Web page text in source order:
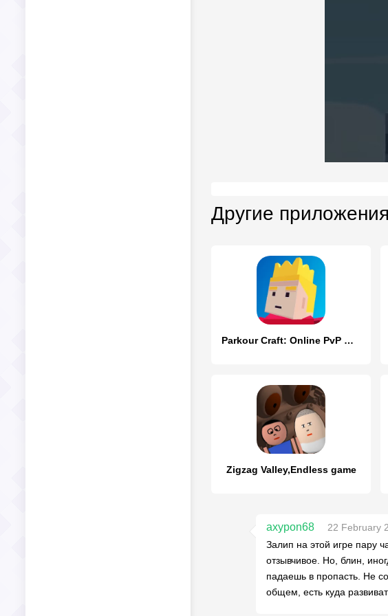
Другие приложения
Parkour Craft: Online PvP Game
Zigzag Valley,Endless game
axypon68
22 February
Залип на этой игре пару
отзывчивое. Но, блин,
падаешь в пропасть. Не
общем, есть куда